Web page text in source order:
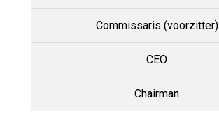
Commissaris (voorzitter)
CEO
Chairman